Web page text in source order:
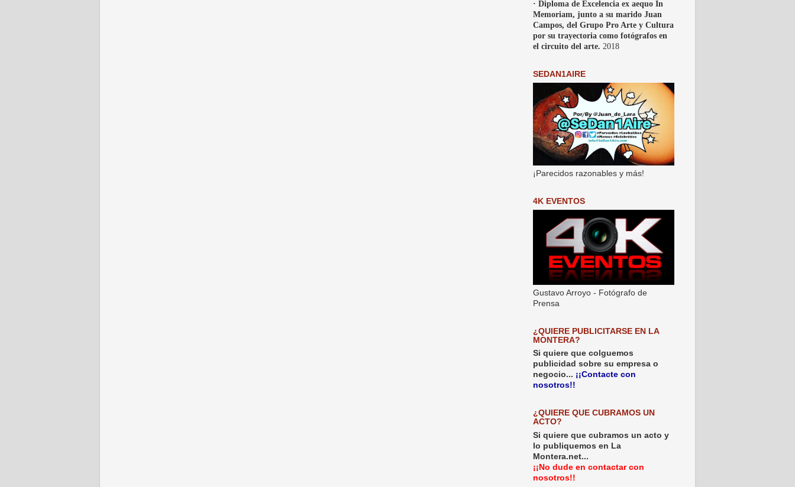
· Diploma de Excelencia ex aequo In
Memoriam, junto a su marido Juan
Campos, del Grupo Pro Arte y Cultura
por su trayectoria como fotógrafos en
el circuito del arte. 2018
SEDAN1AIRE
¡Parecidos razonables y más!
4K EVENTOS
Gustavo Arroyo - Fotógrafo de
Prensa
¿QUIERE PUBLICITARSE EN LA
MONTERA?
Si quiere que colguemos
publicidad sobre su empresa o
negocio... ¡¡Contacte con
nosotros!!
¿QUIERE QUE CUBRAMOS UN
ACTO?
Si quiere que cubramos un acto y
lo publiquemos en La
Montera.net...
¡¡No dude en contactar con
nosotros!!